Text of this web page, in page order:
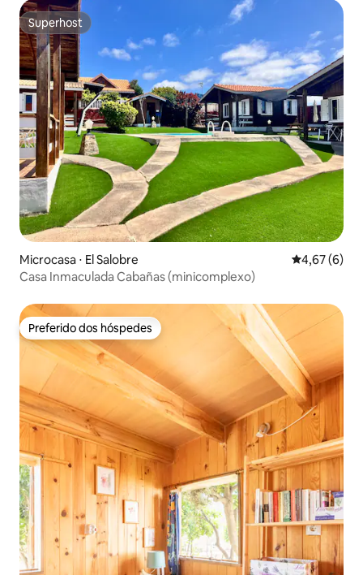
Superhost
Superhost
Microcasa ⋅ El Salobre 4,67 de uma
4,67 (6)
Casa Inmaculada Cabañas (minicomplexo)
Preferido dos hóspedes
Preferido dos hóspedes